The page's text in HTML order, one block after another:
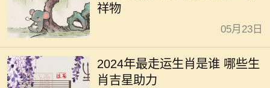
祥物
05月23日
2024年最走运生肖是谁 哪些生
肖吉星助力